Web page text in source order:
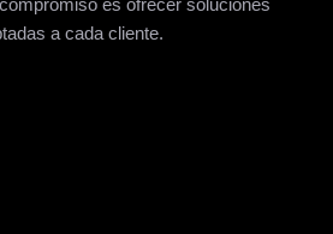
a cada cliente.